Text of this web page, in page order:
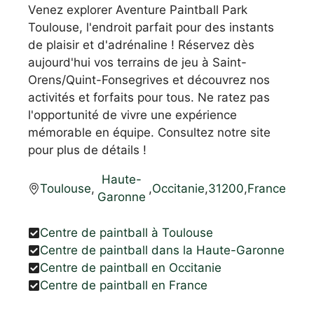
Venez explorer Aventure Paintball Park
Toulouse, l'endroit parfait pour des instants
de plaisir et d'adrénaline ! Réservez dès
aujourd'hui vos terrains de jeu à Saint-
Orens/Quint-Fonsegrives et découvrez nos
activités et forfaits pour tous. Ne ratez pas
l'opportunité de vivre une expérience
mémorable en équipe. Consultez notre site
pour plus de détails !
Toulouse,
Haute-
Garonne
,Occitanie,31200,France
Centre de paintball à Toulouse
Centre de paintball dans la Haute-Garonne
Centre de paintball en Occitanie
Centre de paintball en France